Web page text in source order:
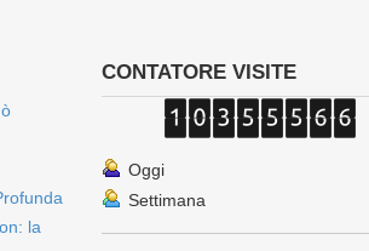
la
CONTATORE VISITE
Oggi
Settimana